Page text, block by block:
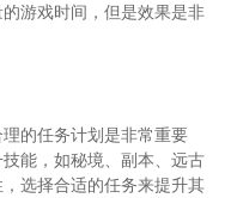
游戏时间，但是效果是非
的任务计划是非常重要
能，如秘境、副本、远古
选择合适的任务来提升其